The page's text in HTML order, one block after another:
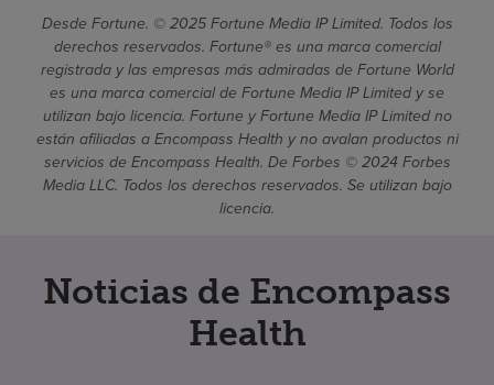
Desde Fortune. © 2025 Fortune Media IP Limited. Todos los
derechos reservados. Fortune® es una marca comercial
registrada y las empresas más admiradas de Fortune World
es una marca comercial de Fortune Media IP Limited y se
utilizan bajo licencia. Fortune y Fortune Media IP Limited no
están afiliadas a Encompass Health y no avalan productos ni
servicios de Encompass Health. De Forbes © 2024 Forbes
Media LLC. Todos los derechos reservados. Se utilizan bajo
licencia.
Noticias de Encompass
Health